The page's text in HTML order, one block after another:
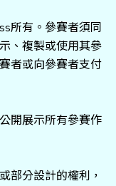
所有。參賽者須同
、複製或使用其參
者或向參賽者支付
開展示所有參賽作
部分設計的權利，